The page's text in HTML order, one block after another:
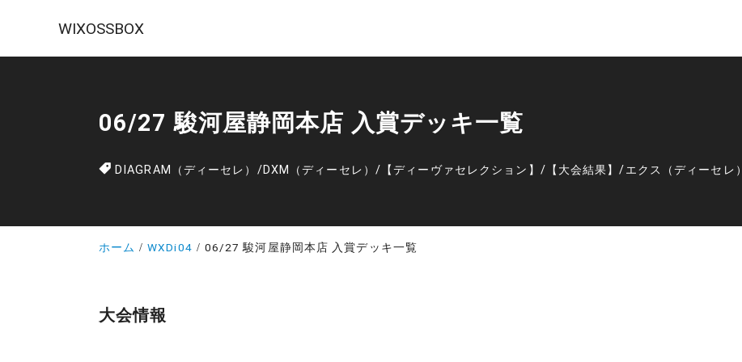
WIXOSSBOX
06/27 駿河屋静岡本店 入賞デッキ一覧
DIAGRAM（ディーセレ） /DXM（ディーセレ） / 【ディーヴァセレクション】 / 【大会結果】/エクス（ディーセレ）
ホーム WXDi04 06/27 駿河屋静岡本店 入賞デッキ一覧
大会情報